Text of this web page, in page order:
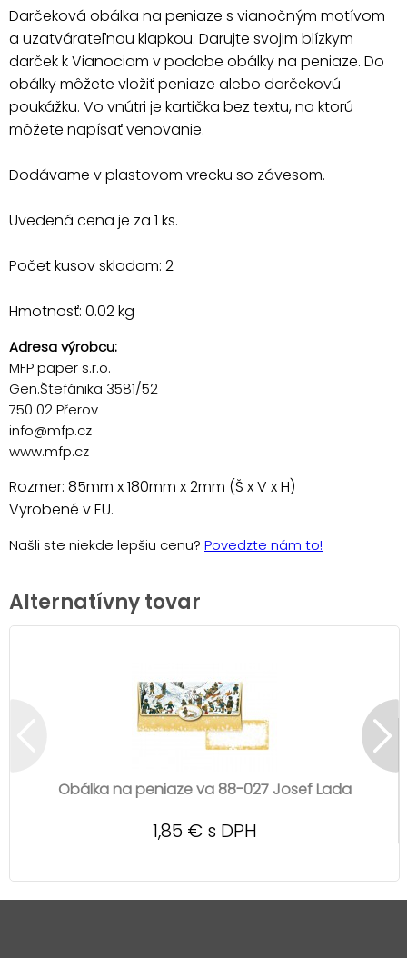
Darčeková obálka na peniaze s vianočným motívom
a uzatvárateľnou klapkou. Darujte svojim blízkym
darček k Vianociam v podobe obálky na peniaze. Do
obálky môžete vložiť peniaze alebo darčekovú
poukážku. Vo vnútri je kartička bez textu, na ktorú
môžete napísať venovanie.
Dodávame v plastovom vrecku so závesom.
Uvedená cena je za 1 ks.
Počet kusov skladom: 2
Hmotnosť: 0.02 kg
Adresa výrobcu:
MFP paper s.r.o.
Gen.Štefánika 3581/52
750 02 Přerov
info@mfp.cz
www.mfp.cz
Rozmer: 85mm x 180mm x 2mm (Š x V x H)
Vyrobené v EU.
Našli ste niekde lepšiu cenu? Povedzte nám to!
Alternatívny tovar
Obálka na peniaze va 88-027 Josef Lada
1,85 € s DPH